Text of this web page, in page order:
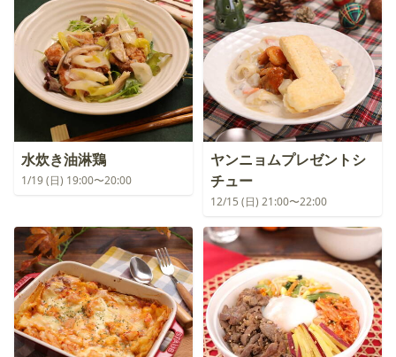
水炊き油淋鶏
1/19 (日) 19:00〜20:00
ヤンニョムプレゼントシ
チュー
12/15 (日) 21:00〜22:00